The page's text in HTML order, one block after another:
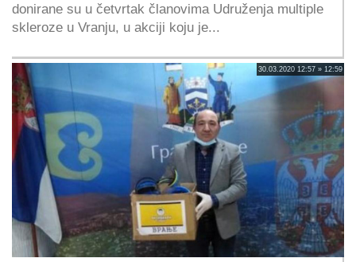
donirane su u četvrtak članovima Udruženja multiple
skleroze u Vranju, u akciji koju je...
30.03.2020 12:57 » 12:59